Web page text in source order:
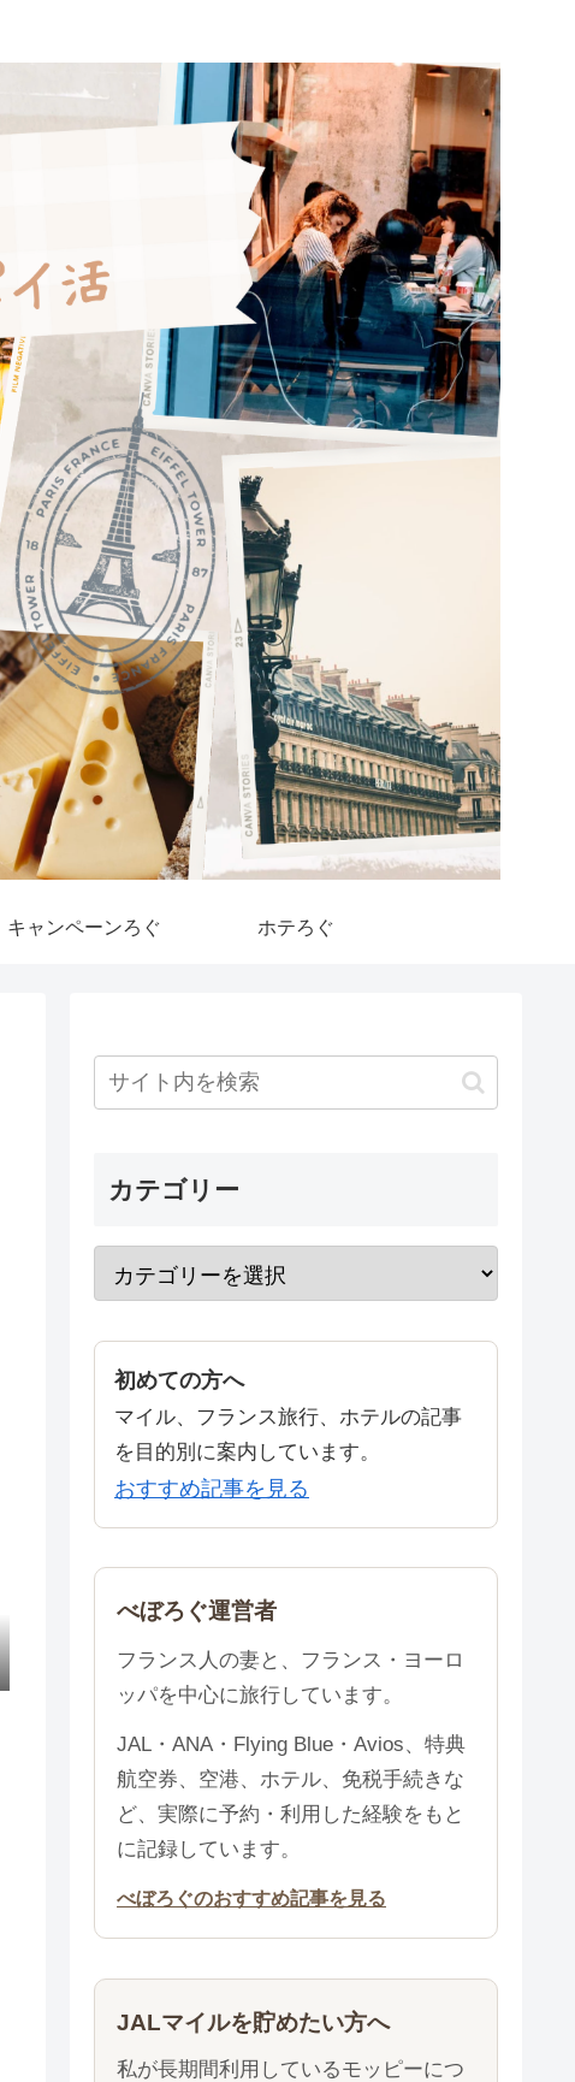
キャンペーンろぐ ホテろぐ
カテゴリー
初めての方へ
マイル、フランス旅行、ホテルの記事
を目的別に案内しています。
おすすめ記事を見る
べぼろぐ運営者
フランス人の妻と、フランス・ヨーロ
ッパを中心に旅行しています。
JAL・ANA・Flying Blue・Avios、特典
航空券、空港、ホテル、免税手続きな
ど、実際に予約・利用した経験をもと
に記録しています。
べぼろぐのおすすめ記事を見る
JALマイルを貯めたい方へ
私が長期間利用しているモッピーにつ